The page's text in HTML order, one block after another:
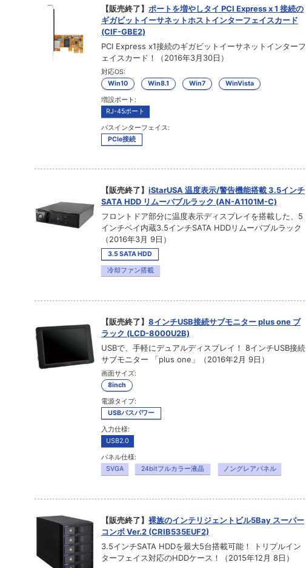
【販売終了】 ポートを増やしタイ PCI Express x 1 接続の
ギガビットイーサネットホストインターフェイスカード
(CIF-GBE2)
PCI Express x1接続のギガビットイーサネットインターフ
ェイスカード！（2016年3月30日）
対応OS:
Win10
Win8.1 Win7 WinVista
増設ポート:
RJ-45ポート
バスインターフェイス:
PCIe接続
【販売終了】 iStarUSA 温度表示/警告機能搭載 3.5インチ
SATA HDD リムーバブルラック (AN-A1101M-C)
フロントドア部分に温度表示ディスプレイを搭載した、5
インチベイ内蔵3.5インチSATA HDDリムーバブルラック
（2016年3月 9日）
3.5 SATA HDD
冷却ファン搭載
【販売終了】 8インチUSB接続サブモニター plus one ブ
ラック (LCD-8000U2B)
USBで、手軽にデュアルディスプレイ！ 8インチUSB接続
サブモニター 「plus one」（2016年2月 9日）
画面サイズ:
8inch
電源タイプ:
USBバスパワー
入力仕様:
USB2.0
パネル仕様:
SVGA
24bitフルカラー液晶 ノングレアパネル
【販売終了】 裸族のインテリジェントビル5Bay スーパー
コンボ Ver.2 (CRIB535EUF2)
3.5インチSATA HDDを最大5台搭載可能！ トリプルイン
ターフェイス対応のHDDケース！（2015年12月 8日）